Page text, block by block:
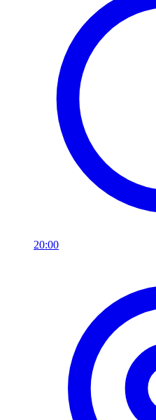
20:00